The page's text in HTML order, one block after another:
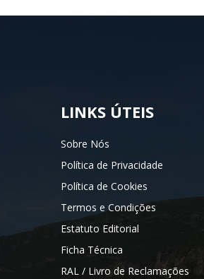
LINKS ÚTEIS
Sobre Nós
Política de Privacidade
Política de Cookies
Termos e Condições
Estatuto Editorial
Ficha Técnica
RAL / Livro de Reclamações